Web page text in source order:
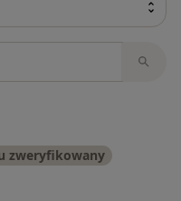
zweryfikowany